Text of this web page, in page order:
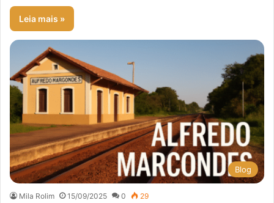
Leia mais »
Blog
Mila Rolim 15/09/2025 0 29